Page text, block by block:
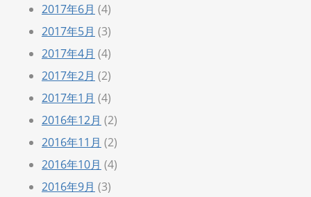
2017年6月 (4)
2017年5月 (3)
2017年4月 (4)
2017年2月 (2)
2017年1月 (4)
2016年12月 (2)
2016年11月 (2)
2016年10月 (4)
2016年9月 (3)